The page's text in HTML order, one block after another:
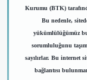
Kurumu (BTK)
Bu nedenle,
yükümlülüğümüz
sorumluluğunu
sayılırlar. Bu internet
bağlantısı